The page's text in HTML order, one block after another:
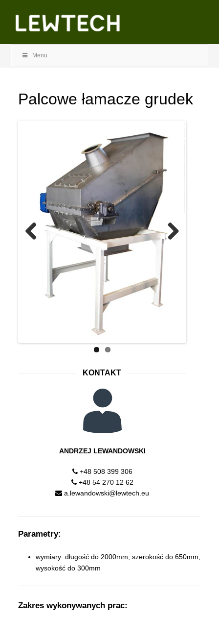
Menu
Palcowe łamacze grudek
KONTAKT
ANDRZEJ LEWANDOWSKI
+48 508 399 306
+48 54 270 12 62
a.lewandowski@lewtech.eu
Parametry:
wymiary: długość do 2000mm, szerokość do 650mm,
wysokość do 300mm
Zakres wykonywanych prac: